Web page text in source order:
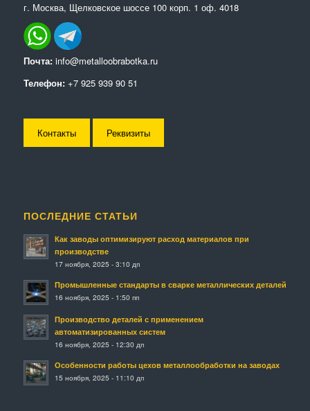
г. Москва, Щелковское шоссе 100 корп. 1 оф. 4018
Почта: info@metalloobrabotka.ru
Телефон: +7 925 939 90 51
Контакты Реквизиты
ПОСЛЕДНИЕ СТАТЬИ
Как заводы оптимизируют расход материалов при
производстве
17 ноября, 2025 - 3:10 дп
Промышленные стандарты в сварке металлических деталей
16 ноября, 2025 - 1:50 пп
Производство деталей с применением
автоматизированных систем
16 ноября, 2025 - 12:30 дп
Особенности работы цехов металлообработки на заводах
15 ноября, 2025 - 11:10 дп